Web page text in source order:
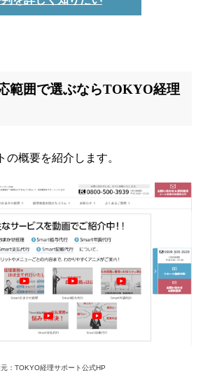
範囲で選ぶならTOKYO経理
概要を紹介します。
元：TOKYO経理サポート公式HP